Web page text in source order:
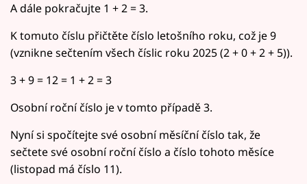
A dále pokračujte 1 + 2 = 3.
K tomuto číslu přičtěte číslo letošního roku, což je 9
(vznikne sečtením všech číslic roku 2025 (2 + 0 + 2 + 5)).
3 + 9 = 12 = 1 + 2 = 3
Osobní roční číslo je v tomto případě 3.
Nyní si spočítejte své osobní měsíční číslo tak, že
sečtete své osobní roční číslo a číslo tohoto měsíce
(listopad má číslo 11).